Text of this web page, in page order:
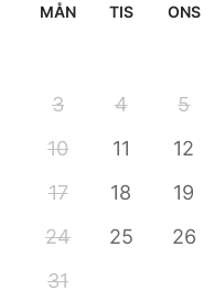
MÅN TIS ONS
3
4 5
10
11 12
17
18 19
24
25 26
31